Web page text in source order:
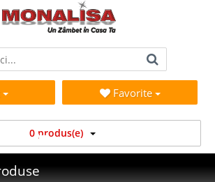
Favorite
0 produs(e)